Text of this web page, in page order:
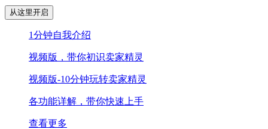
从这里开启
1分钟自我介绍
视频版，带你初识卖家精灵
视频版-10分钟玩转卖家精灵
各功能详解，带你快速上手
查看更多